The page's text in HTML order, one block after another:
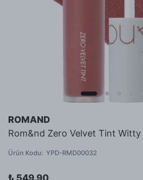
ROMAND
Rom&nd Zero Velvet Tint Witty
Ürün Kodu: YPD-RMD00032
₺ 549.90